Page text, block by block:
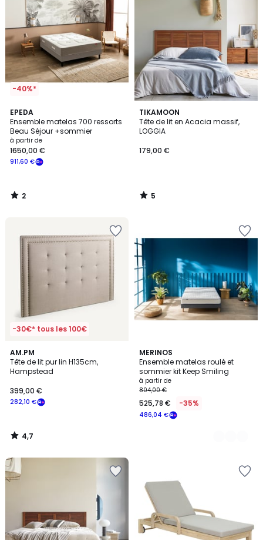
-40%*
EPEDA
Ensemble matelas 700 ressorts
Beau Séjour +sommier
à partir de
911,60 €
1650,00 €
2
/
5
2
/
TIKAMOON
Tête de lit en Acacia massif,
LOGGIA
179,00 €
5
/
5
5
/
-30€* tous les 100€
AM.PM
Tête de lit pur lin H135cm,
Hampstead
282,10 €
399,00 €
4,7
/ 5
4,7
/
MERINOS
Ensemble matelas roulé et
sommier kit Keep Smiling
à partir de
486,04 €
804,00 €
525,78 € -35%
3
Couleurs